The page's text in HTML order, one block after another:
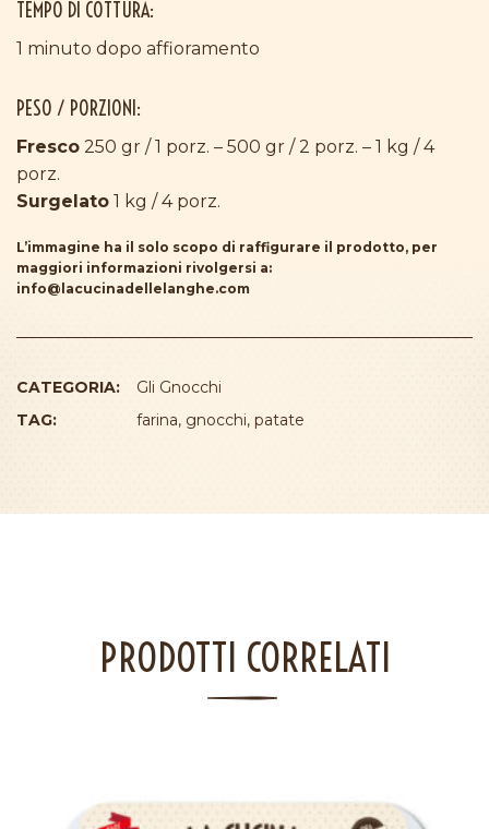
TEMPO DI COTTURA:
1 minuto dopo affioramento
PESO / PORZIONI:
Fresco 250 gr / 1 porz. – 500 gr / 2 porz. – 1 kg / 4
porz.
Surgelato 1 kg / 4 porz.
L’immagine ha il solo scopo di raffigurare il prodotto, per
maggiori informazioni rivolgersi a:
info@lacucinadellelanghe.com
CATEGORIA:
Gli Gnocchi
TAG:
farina, gnocchi, patate
PRODOTTI CORRELATI